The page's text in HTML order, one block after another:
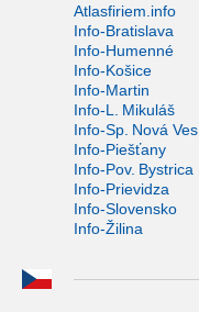
Atlasfiriem.info
Info-Bratislava
Info-Humenné
Info-Košice
Info-Martin
Info-L. Mikuláš
Info-Sp. Nová Ves
Info-Piešťany
Info-Pov. Bystrica
Info-Prievidza
Info-Slovensko
Info-Žilina